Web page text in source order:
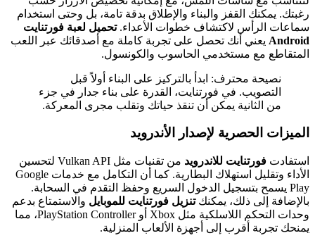
رغبتك. يمكنك القفز والبناء والإطلاق بدقة تامة، بل وحتى استخدام
سماعات الرأس لاكتشاف خطوات الأعداء.تحميل لعبة فورتنايت
Android يعني أنك تحصل على تجربة كاملة مع أصدقائك عبر اللعب
المتقاطع مع مستخدمي الحاسوب والكونسول.
نصيحة محترف: ابدأ بالتركيز على البناء أولاً قبل
التصويب. في فورتنايت، القدرة على بناء جدار في جزء
من الثانية يمكن أن تنقذ حياتك وتقلب مجرى المعركة.
الميزات الحصرية لإصدار الأندرويد
استفادت فورتنايت للاندرويد
من تقنيات مثل Vulkan API لتحسين
الأداء وتقليل استهلاك البطارية. كما أن التكامل مع خدمات Google
Play يسمح بتسجيل الدخول السريع وحفظ التقدم في السحابة.
بالإضافة إلى ذلك، يمكنكتنزيل فورتنايت للموبايل والاستمتاع بدعم
وحدات التحكم اللاسلكية مثل Xbox أو PlayStation Controller، مما
يمنحك تجربة أقرب إلى أجهزة الألعاب المنزلية.